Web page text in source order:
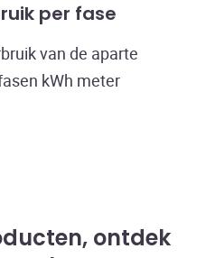
per fase
van de aparte
kWh meter
ontdek